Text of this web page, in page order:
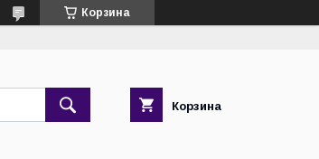
Корзина
Корзина